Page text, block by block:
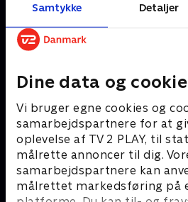
Samtykke Detaljer
Dine data og
Vi bruger egne cookies og
samarbejdspartnere for at
oplevelse af TV 2 PLAY, til
målrette annoncer til dig.
samarbejdspartnere kan
målrettet markedsføring på
Mere indhold fra Disney+